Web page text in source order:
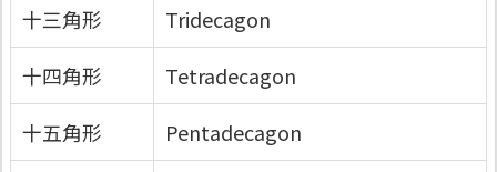
十三角形
Tridecagon
十四角形
Tetradecagon
十五角形
Pentadecagon